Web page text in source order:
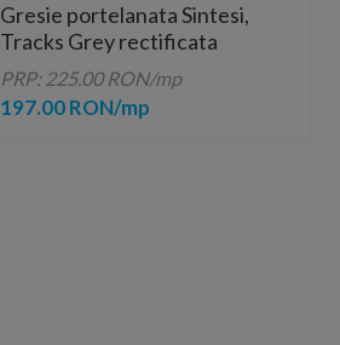
Gresie portelanata Sintesi,
Tracks Grey rectificata
60x30 cm
PRP: 225.00 RON/mp
197.00 RON/mp